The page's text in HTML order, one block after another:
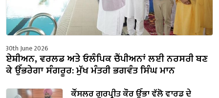
30th June 2026
ਏਸ਼ੀਅਨ, ਵਰਲਡ ਅਤੇ ਓਲੰਪਿਕ ਚੈਂਪੀਅਨਾਂ ਲਈ ਨਰਸਰੀ ਬਣ
ਕੇ ਉੱਭਰੇਗਾ ਸੰਗਰੂਰ: ਮੁੱਖ ਮੰਤਰੀ ਭਗਵੰਤ ਸਿੰਘ ਮਾਨ
ਕੌਂਸਲਰ ਗੁਰਪ੍ਰੀਤ ਕੌਰ ਉੱਭਾ ਵੱਲੋ ਵਾਰਡ ਦੇ